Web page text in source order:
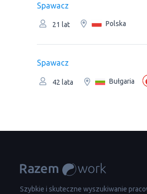
Spawacz
21 lat Polska
Spawacz
42 lata Bułgaria
Szybkie i skuteczne wyszukiwanie